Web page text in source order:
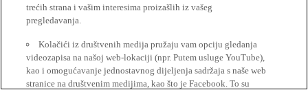
trećih strana i vašim interesima proizašlih iz vašeg
pregledavanja.
Kolačići iz društvenih medija pružaju vam opciju gledanja
videozapisa na našoj web-lokaciji (npr. Putem usluge YouTube),
kao i omogućavanje jednostavnog dijeljenja sadržaja s naše web
stranice na društvenim medijima, kao što je Facebook. To su